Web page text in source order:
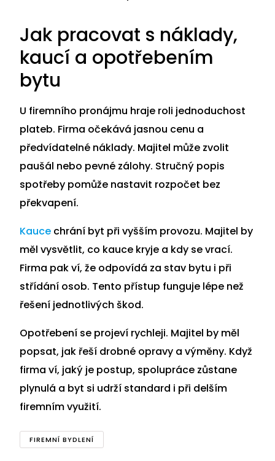
Jak pracovat s náklady,
kaucí a opotřebením
bytu
U firemního pronájmu hraje roli jednoduchost
plateb. Firma očekává jasnou cenu a
předvídatelné náklady. Majitel může zvolit
paušál nebo pevné zálohy. Stručný popis
spotřeby pomůže nastavit rozpočet bez
překvapení.
Kauce chrání byt při vyšším provozu. Majitel by
měl vysvětlit, co kauce kryje a kdy se vrací.
Firma pak ví, že odpovídá za stav bytu i při
střídání osob. Tento přístup funguje lépe než
řešení jednotlivých škod.
Opotřebení se projeví rychleji. Majitel by měl
popsat, jak řeší drobné opravy a výměny. Když
firma ví, jaký je postup, spolupráce zůstane
plynulá a byt si udrží standard i při delším
firemním využití.
FIREMNÍ BYDLENÍ